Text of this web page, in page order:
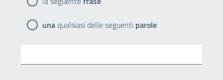
unaqualsiasi delle seguenti parole